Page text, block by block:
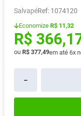
Salvapé : 1074120
Economize R$ 11,32
R$ 366,
ou R$ 377,49em até 6x
－
8º Absorvente
9º Pampers
10 º Lavitan